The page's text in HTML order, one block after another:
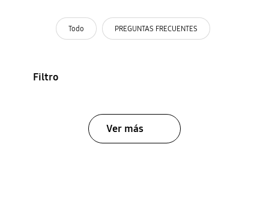
Todo PREGUNTAS FRECUENTES
Filtro
Ver más